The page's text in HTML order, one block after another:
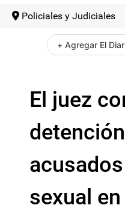
Policiales y Judiciales
+ Agregar El
El juez
sexual en